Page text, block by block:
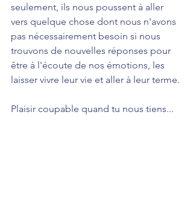
seulement, ils nous poussent à aller
vers quelque chose dont nous n'avons
pas nécessairement besoin si nous
trouvons de nouvelles réponses pour
être à l'écoute de nos émotions, les
laisser vivre leur vie et aller à leur terme.
Plaisir coupable quand tu nous tiens...